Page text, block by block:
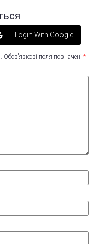
Login With Google
Обов’язкові поля позначені *